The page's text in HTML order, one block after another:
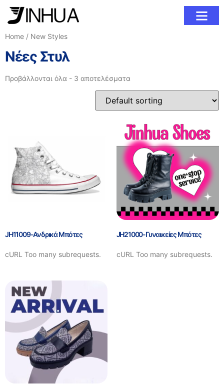
Home / New Styles
Νέες Στυλ
Προβάλλονται όλα - 3 αποτελέσματα
JH11009-Ανδρικά Μπότες
cURL Too many subrequests.
JH21000-Γυναικείες Μπότες
cURL Too many subrequests.